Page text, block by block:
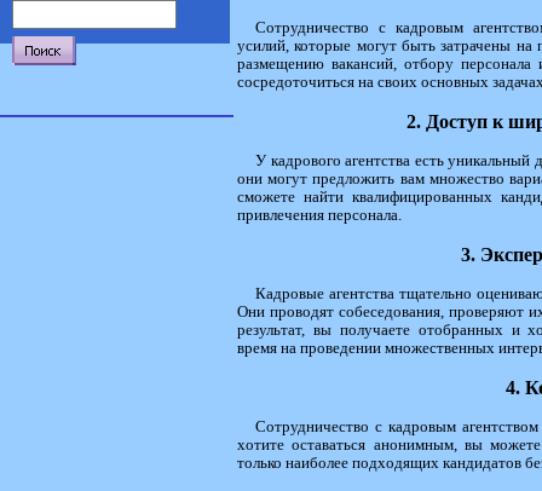
Сотрудничество с кадровым
усилий, которые могут быть затрачены на
размещению вакансий, отбору
сосредоточиться на своих основных
2. Доступ к
У кадрового агентства есть уникальный
они могут предложить вам множество
сможете найти квалифицированных
привлечения персонала.
3.
Кадровые агентства тщательно
Они проводят собеседования, проверяют
результат, вы получаете отобранных и
время на проведении множественных
4.
Сотрудничество с кадровым
хотите оставаться анонимным, вы
только наиболее подходящих кандидатов